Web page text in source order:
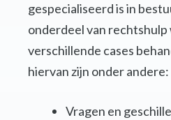
gespecialiseerd is in
onderdeel van rechtshulp
verschillende cases
hiervan zijn onder andere:
Vragen en